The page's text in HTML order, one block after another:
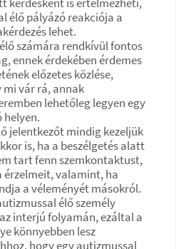
élő pályázó reakciója a
lehet.
számára rendkívül fontos
ennek érdekében érdemes
előzetes közlése,
vár rá, annak
lehetőleg legyen egy
jelentkezőt mindig kezeljük
is, ha a beszélgetés alatt
tart fenn szemkontaktust,
valamint, ha
a véleményét másokról.
élő személy
interjú folyamán, ezáltal a
könnyebben lesz
hogy egy autizmussal